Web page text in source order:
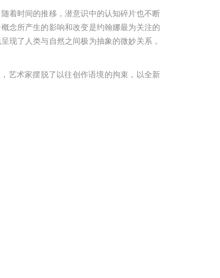
着时间的推移，潜意识中的认知碎片也不断
念所产生的影响和改变是约翰娜最为关注的
现了人类与自然之间极为抽象的微妙关系，
艺术家摆脱了以往创作语境的拘束，以全新